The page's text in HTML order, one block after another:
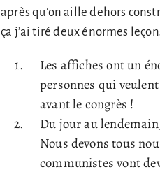
après qu’on aille dehors
ça j’ai tiré deux énormes
Les affiches ont un
personnes qui
avant le congrès !
Du jour au
Nous devons tous
communistes vont